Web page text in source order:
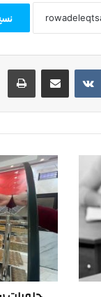
مشاركة عبر البريد
حلويات
سكيك
في
البسيتين..
الوجهة
الأولى
للحلويات
الشرقية
بالبحرين